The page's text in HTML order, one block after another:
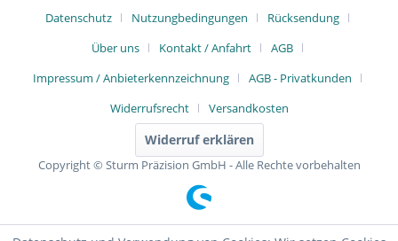
Datenschutz Nutzungbedingungen
Rücksendung
Über uns
Kontakt / Anfahrt
AGB
Impressum / Anbieterkennzeichnung
AGB - Privatkunden
Widerrufsrecht
Versandkosten
Widerruf erklären
Copyright © Sturm Präzision GmbH - Alle Rechte vorbehalten